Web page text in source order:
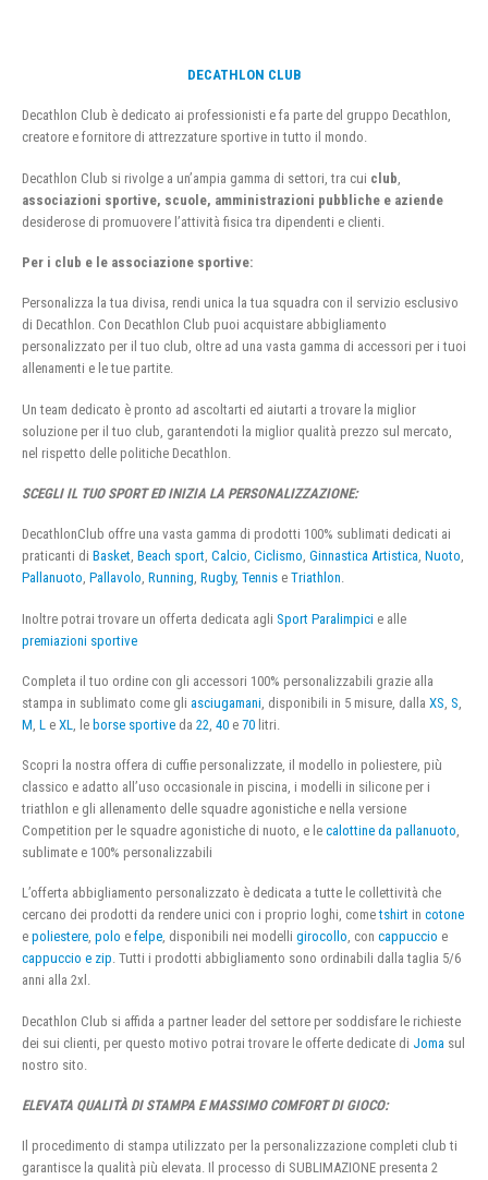
DECATHLON CLUB
Decathlon Club è dedicato ai professionisti e fa parte del gruppo Decathlon,
creatore e fornitore di attrezzature sportive in tutto il mondo.
Decathlon Club si rivolge a un’ampia gamma di settori, tra cui club
associazioni sportive, scuole, amministrazioni pubbliche e aziende
desiderose di promuovere l’attività fisica tra dipendenti e clienti.
Per i club e le associazione sportive:
Personalizza la tua divisa, rendi unica la tua squadra con il servizio esclusivo
di Decathlon. Con Decathlon Club puoi acquistare abbigliamento
personalizzato per il tuo club, oltre ad una vasta gamma di accessori per i tuoi
allenamenti e le tue partite.
Un team dedicato è pronto ad ascoltarti ed aiutarti a trovare la miglior
soluzione per il tuo club, garantendoti la miglior qualità prezzo sul mercato,
nel rispetto delle politiche Decathlon.
SCEGLI IL TUO SPORT ED INIZIA LA PERSONALIZZAZIONE:
DecathlonClub offre una vasta gamma di prodotti 100% sublimati dedicati ai
praticanti di Basket, Beach sport, Calcio, Ciclismo, Ginnastica Artistica, Nuoto,
Pallanuoto, Pallavolo, Running, Rugby, Tennis e Triathlon.
Inoltre potrai trovare un offerta dedicata agli Sport Paralimpici e alle
premiazioni sportive
Completa il tuo ordine con gli accessori 100% personalizzabili grazie alla
stampa in sublimato come gli asciugamani , disponibili in 5 misure, dalla XS S
M L e XL , le borse sportive da 22 40 e 70 litri.
Scopri la nostra offera di cuffie personalizzate, il modello in poliestere, più
classico e adatto all’uso occasionale in piscina, i modelli in silicone per i
triathlon e gli allenamento delle squadre agonistiche e nella versione
Competition per le squadre agonistiche di nuoto, e le calottine da pallanuoto,
sublimate e 100% personalizzabili
L’offerta abbigliamento personalizzato è dedicata a tutte le collettività che
cercano dei prodotti da rendere unici con i proprio loghi, cometshirt in cotone
e poliestere, polo e felpe, disponibili nei modelli girocollo, con cappuccio e
cappuccio e zip. Tutti i prodotti abbigliamento sono ordinabili dalla taglia 5/6
anni alla 2xl.
Decathlon Club si affida a partner leader del settore per soddisfare le richieste
dei sui clienti, per questo motivo potrai trovare le offerte dedicate di Joma sul
nostro sito.
ELEVATA QUALITÀ DI STAMPA E MASSIMO COMFORT DI GIOCO:
Il procedimento di stampa utilizzato per la personalizzazione completi club ti
garantisce la qualità più elevata. Il processo di SUBLIMAZIONE presenta 2